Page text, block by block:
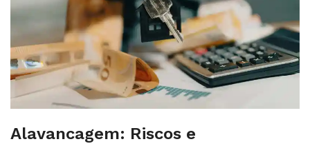
Alavancagem: Riscos e